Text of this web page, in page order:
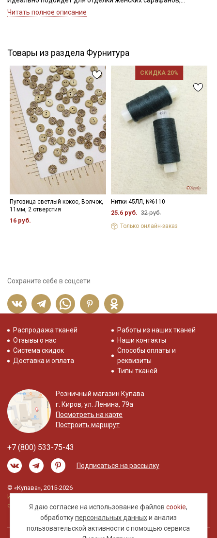
платьев, юбок, рукавов.
Цветопередача может отличаться от оригинального цвета в
зависимости от настроек вашего монитора.
Читать полное описание
Товары из раздела Фурнитура
Пуговица светлый кокос, Волчок,
11мм, 2 отверстия
16 руб.
СКИДКА 20%
Нитки 45ЛЛ, №6110
25.6 руб. 32 руб.
Только онлайн-заказ
Сохраните себе в соцсети
Я даю согласие на использование файловcookie,
обработкуперсональных данныхи анализ
пользовательской активности с помощью сервиса
Распродажа тканей
Отзывы о нас
Система скидок
Доставка и оплата
Работы из наших тканей
Наши контакты
Способы оплаты и
реквизиты
Типы тканей
Розничный магазин Купава
г. Киров, ул. Ленина, 79а
Посмотреть на карте
Построить маршрут
+7 (800) 533-75-43
Подписаться на рассылку
© «Купава», 2015-2026
Информация на сайте не является публичной
офертой.
ДаюСогласие на получение рекламных и
информационных рассылок